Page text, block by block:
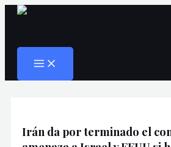
Ir
contenido
MAIN
Irán da por terminado el
Navegación
entradas
Escribe
Nombre*
Correo
Web